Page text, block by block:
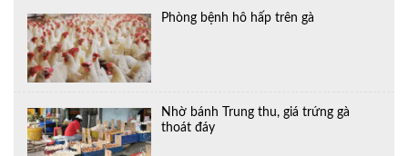
Phòng bệnh hô hấp trên gà
Nhờ bánh Trung thu, giá trứng gà
thoát đáy